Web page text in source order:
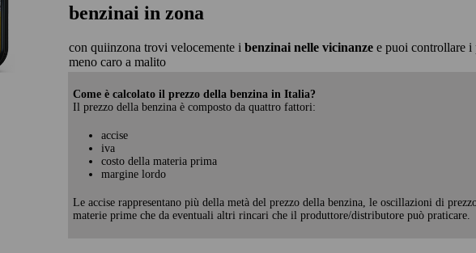
benzinai in zona
con quiinzona trovi velocemente i benzinai nelle vicinanze e puoi controllare i
meno caro a malito
Come è calcolato il prezzo della benzina in Italia?
Il prezzo della benzina è composto da quattro fattori:
accise
iva
costo della materia prima
margine lordo
Le accise rappresentano più della metà del prezzo della benzina, le oscillazioni di
materie prime che da eventuali altri rincari che il produttore/distributore può praticare.